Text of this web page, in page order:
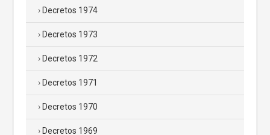
Decretos 1974
Decretos 1973
Decretos 1972
Decretos 1971
Decretos 1970
Decretos 1969